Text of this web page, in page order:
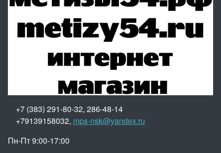
+7 (383) 291-80-32, 286-48-14
+79139158032, mps-nsk@yandex.ru
Пн-Пт 9:00-17:00